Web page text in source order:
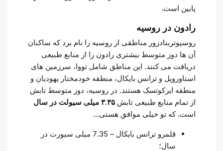
پایین است.
رادون در روسیه
روسپوتربنادزور مناطقی از روسیه را نام برد که ساکنان
آن ها دوز متوسط بیشتری رادون را از منابع طبیعی
دریافت می کنند. این مناطق شامل تووا، سرزمین های
استاوروپل و ترانس بایکال، منطقه خودمختار یهودیان و
منطقه ایرکوتسک هستند. در روسیه، دوز متوسط تابش
از تمام منابع طبیعی تابش ۳.۳۵ میلی سیولت در سال
است. که تو خیلی موافق هستی…
قلمرو ترانس بایکال – 7.35 میلی سیورت در
سال؛